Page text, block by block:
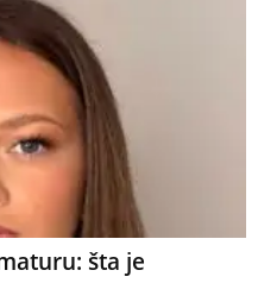
šta je